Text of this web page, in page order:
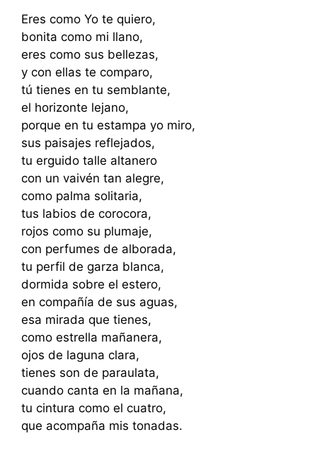
Eres como Yo te quiero,
bonita como mi llano,
eres como sus bellezas,
y con ellas te comparo,
tú tienes en tu semblante,
el horizonte lejano,
porque en tu estampa yo miro,
sus paisajes reflejados,
tu erguido talle altanero
con un vaivén tan alegre,
como palma solitaria,
tus labios de corocora,
rojos como su plumaje,
con perfumes de alborada,
tu perfil de garza blanca,
dormida sobre el estero,
en compañía de sus aguas,
esa mirada que tienes,
como estrella mañanera,
ojos de laguna clara,
tienes son de paraulata,
cuando canta en la mañana,
tu cintura como el cuatro,
que acompaña mis tonadas.